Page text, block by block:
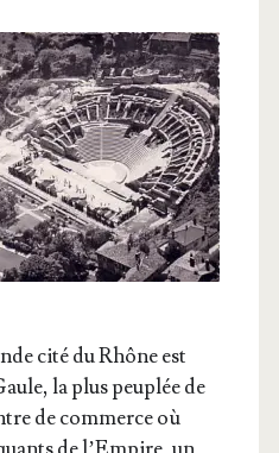
cité du Rhône est
la plus peu­plée de
de com­merce où